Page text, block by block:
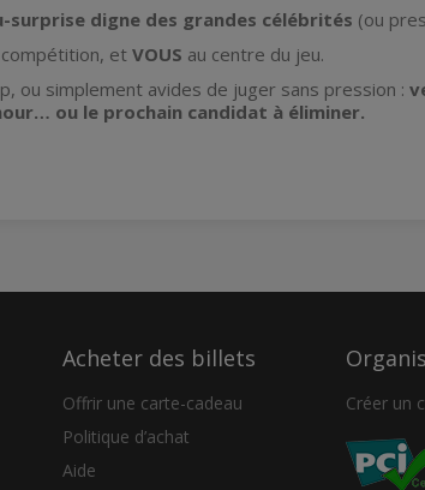
surprise digne des grandes célébrités (ou
compétition, etVOUS au centre du jeu.
ou simplement avides de juger sans pression :
ou le prochain candidat à éliminer.
Acheter des billets
Offrir une carte-cadeau
Politique d’achat
Aide
Créer un